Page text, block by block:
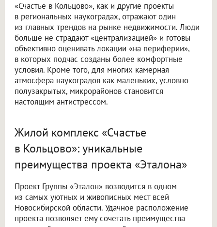
«Счастье в Кольцово», как и другие проекты
в региональных наукоградах, отражают один
из главных трендов на рынке недвижимости. Люди
больше не страдают «централизацией» и готовы
объективно оценивать локации «на периферии»,
в которых подчас созданы более комфортные
условия. Кроме того, для многих камерная
атмосфера наукоградов как маленьких, условно
полузакрытых, микрорайонов становится
настоящим антистрессом.
Жилой комплекс «Счастье
в Кольцово»: уникальные
преимущества проекта «Эталона»
Проект Группы «Эталон» возводится в одном
из самых уютных и живописных мест всей
Новосибирской области. Удачное расположение
проекта позволяет ему сочетать преимущества